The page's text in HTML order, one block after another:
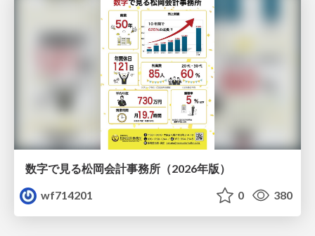
数字で見る松岡会計事務所（2026年版）
wf714201
0 380